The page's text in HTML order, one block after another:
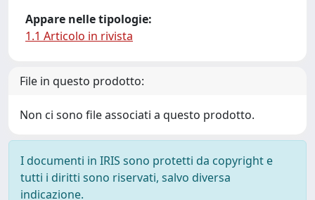
Appare nelle tipologie:
1.1 Articolo in rivista
File in questo prodotto:
Non ci sono file associati a questo prodotto.
I documenti in IRIS sono protetti da copyright e
tutti i diritti sono riservati, salvo diversa
indicazione.